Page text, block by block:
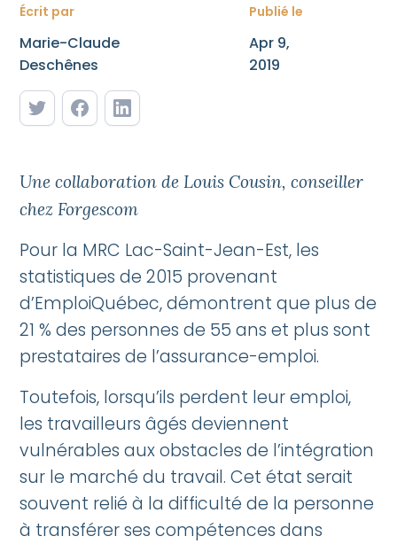
Écrit par
Marie-Claude
Deschênes
Publié le
Apr 9,
2019
Une collaboration de Louis Cousin, conseiller
chez Forgescom
Pour la MRC Lac-Saint-Jean-Est, les
statistiques de 2015 provenant
d’EmploiQuébec, démontrent que plus de
21 % des personnes de 55 ans et plus sont
prestataires de l’assurance-emploi.
Toutefois, lorsqu’ils perdent leur emploi,
les travailleurs âgés deviennent
vulnérables aux obstacles de l’intégration
sur le marché du travail. Cet état serait
souvent relié à la difficulté de la personne
à transférer ses compétences dans